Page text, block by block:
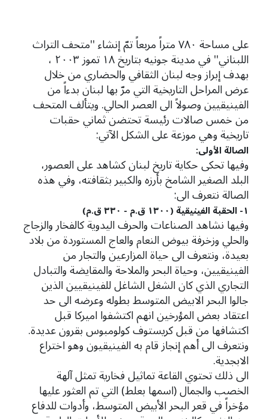
على مساحة ٧٨٠ متراً مربعاً تمّ إنشاء ''متحف التراث
اللبناني'' في مدينة جونيه بتاريخ ١٨ تموز ٢٠٠٣ ،
بهدف إبراز وجه لبنان الثقافي والحضاري من خلال
عرض المراحل التاريخية التي مرّ بها لبنان بدءاً من
الفينيقيين وصولاً الى العصر الحالي. ويتألف المتحف
من خمس صالات رئيسة تحتضن ثماني حقبات
تاريخية وهي موزعة على الشكل الآتي:
الصالة الأولى:
وفيها تحكى حكاية تاريخ لبنان كشاهد على العصور،
البلد الصغير الشامخ بأرزه والكبير بثقافته، وفي هذه
الصالة نتعرف الى:
١- الحقبة الفينيقية (١٣٠٠ ق.م - ٣٣٠ ق.م)
وفيها نشاهد الصناعات والحرف اليدوية كالفخار والزجاج
والحلي وزخرفة بيوض النعام والعاج المستوردة من بلاد
بعيدة، ونتعرف الى حياة المزارعين والتجار من
الفينيقيين، وحياة البحر والملاحة والمقايضة والتبادل
التجاري الذي كان الشغل الشاغل للفينيقيين الذين
جالوا البحر الابيض المتوسط بطوله وعرضه الى حد
اعتقاد بعض المؤرخين انهم اكتشفوا اميركا قبل
اكتشافها من قبل كريستوف كولومبوس بقرون عديدة.
ونتعرف الى أهم إنجاز قام به الفينيقيون وهو اختراع
الابجدية.
الى ذلك تحتوي القاعة تماثيل فخارية تمثل آلهة
الخصب والجمال (اسمها بعلط) التي تم العثور عليها
مؤخراً في قعر البحر الأبيض المتوسط، وأدوات للدفاع